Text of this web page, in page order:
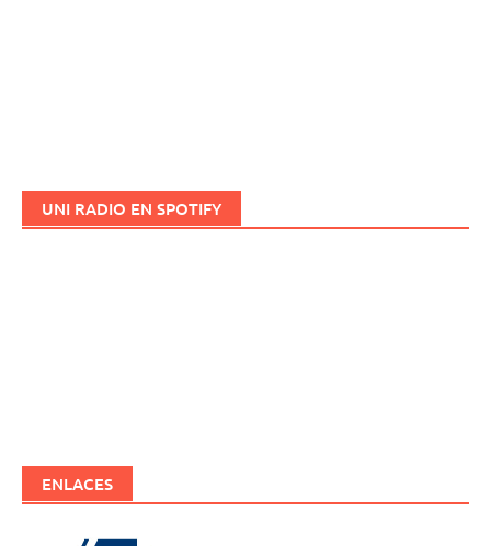
UNI RADIO EN SPOTIFY
ENLACES